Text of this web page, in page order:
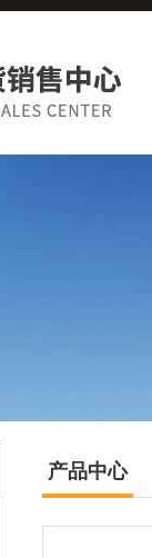
产品中心